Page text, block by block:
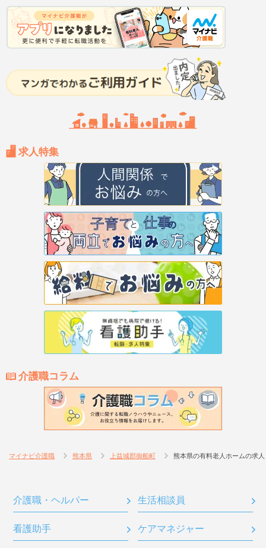
求人特集
介護職コラム
マイナビ介護職 熊本県 上益城郡御船町 熊本県の有料老人ホームの求
介護職・ヘルパー 生活相談員
看護助手 ケアマネジャー